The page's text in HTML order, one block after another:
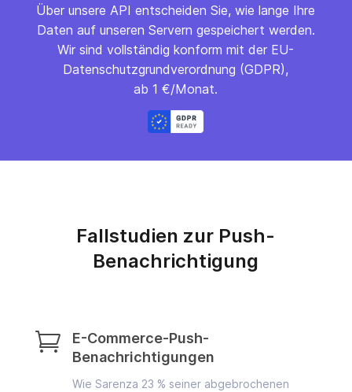
Über unsere API entscheiden Sie, wie lange Ihre
Daten auf unseren Servern gespeichert werden.
Wir sind vollständig konform mit der EU-
Datenschutzgrundverordnung (GDPR),
ab 1 €/Monat.
Fallstudien zur Push-
Benachrichtigung

E-Commerce-Push-
Benachrichtigungen
Wie Sarenza 23 % seiner abgebrochenen